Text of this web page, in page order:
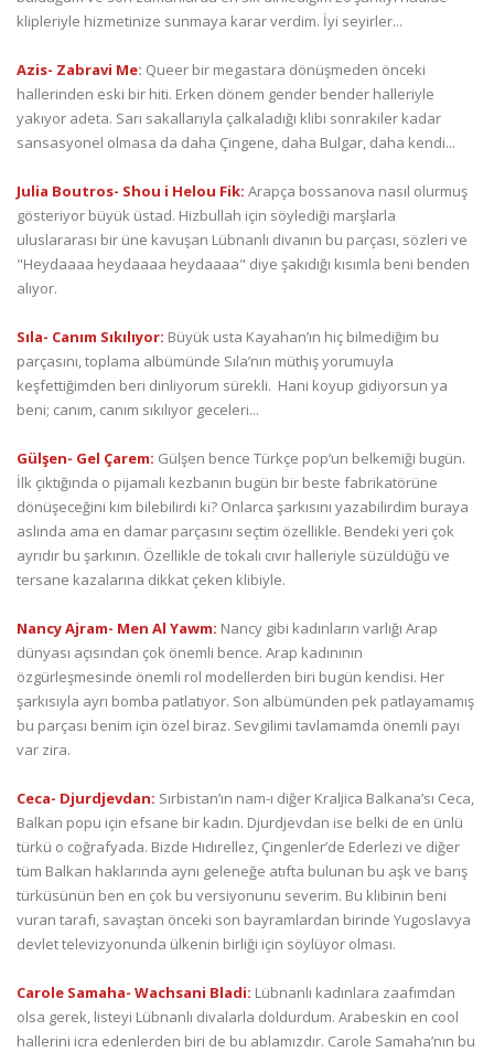
klipleriyle hizmetinize sunmaya karar verdim. İyi seyirler...
Azis- Zabravi Me: Queer bir megastara dönüşmeden önceki
hallerinden eski bir hiti. Erken dönem gender bender halleriyle
yakıyor adeta. Sarı sakallarıyla çalkaladığı klibi sonrakiler kadar
sansasyonel olmasa da daha Çingene, daha Bulgar, daha kendi...
Julia Boutros- Shou i Helou Fik: Arapça bossanova nasıl olurmuş
gösteriyor büyük üstad. Hizbullah için söylediği marşlarla
uluslararası bir üne kavuşan Lübnanlı divanın bu parçası, sözleri ve
"Heydaaaa heydaaaa heydaaaa" diye şakıdığı kısımla beni benden
alıyor.
Sıla- Canım Sıkılıyor: Büyük usta Kayahan’ın hiç bilmediğim bu
parçasını, toplama albümünde Sıla’nın müthiş yorumuyla
keşfettiğimden beri dinliyorum sürekli. Hani koyup gidiyorsun ya
beni; canım, canım sıkılıyor geceleri...
Gülşen- Gel Çarem: Gülşen bence Türkçe pop’un belkemiği bugün.
İlk çıktığında o pijamalı kezbanın bugün bir beste fabrikatörüne
dönüşeceğini kim bilebilirdi ki? Onlarca şarkısını yazabilirdim buraya
aslında ama en damar parçasını seçtim özellikle. Bendeki yeri çok
ayrıdır bu şarkının. Özellikle de tokalı cıvır halleriyle süzüldüğü ve
tersane kazalarına dikkat çeken klibiyle.
Nancy Ajram- Men Al Yawm: Nancy gibi kadınların varlığı Arap
dünyası açısından çok önemli bence. Arap kadınının
özgürleşmesinde önemli rol modellerden biri bugün kendisi. Her
şarkısıyla ayrı bomba patlatıyor. Son albümünden pek patlayamamış
bu parçası benim için özel biraz. Sevgilimi tavlamamda önemli payı
var zira.
Ceca- Djurdjevdan: Sırbistan’ın nam-ı diğer Kraljica Balkana’sı Ceca,
Balkan popu için efsane bir kadın. Djurdjevdan ise belki de en ünlü
türkü o coğrafyada. Bizde Hıdırellez, Çingenler’de Ederlezi ve diğer
tüm Balkan haklarında aynı geleneğe atıfta bulunan bu aşk ve barış
türküsünün ben en çok bu versiyonunu severim. Bu klibinin beni
vuran tarafı, savaştan önceki son bayramlardan birinde Yugoslavya
devlet televizyonunda ülkenin birliği için söylüyor olması.
Carole Samaha- Wachsani Bladi: Lübnanlı kadınlara zaafımdan
olsa gerek, listeyi Lübnanlı divalarla doldurdum. Arabeskin en cool
hallerini icra edenlerden biri de bu ablamızdır. Carole Samaha’nın bu